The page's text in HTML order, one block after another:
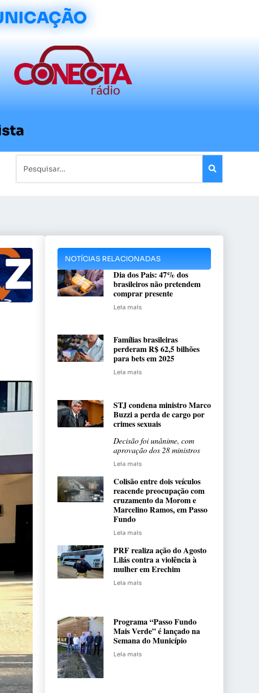
NOTÍCIAS RELACIONADAS
Dia dos Pais: 47% dos
brasileiros não pretendem
comprar presente
Leia mais
Famílias brasileiras
perderam R$ 62,5 bilhões
para bets em 2025
Leia mais
STJ condena ministro Marco
Buzzi a perda de cargo por
crimes sexuais
Decisão foi unânime, com
aprovação dos 28 ministros
Leia mais
Colisão entre dois veículos
reacende preocupação com
cruzamento da Morom e
Marcelino Ramos, em Passo
Fundo
Leia mais
PRF realiza ação do Agosto
Lilás contra a violência à
mulher em Erechim
Leia mais
Programa “Passo Fundo
Mais Verde” é lançado na
Semana do Município
Leia mais